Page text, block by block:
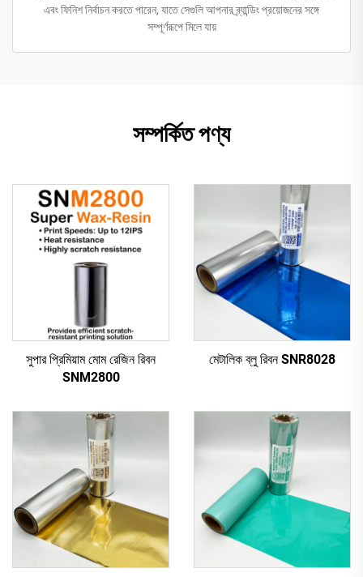
এবং ফিনিশ নির্বাচন করতে পারেন, যাতে সেগুলি আপনার ব্র্যান্ডিং প্রয়োজনের সঙ্গে
সম্পূর্ণরূপে মিলে যায়
সম্পর্কিত পণ্য
সুপার প্রিমিয়াম মোম রেজিন রিবন
SNM2800
মেটালিক ব্লু রিবন SNR8028